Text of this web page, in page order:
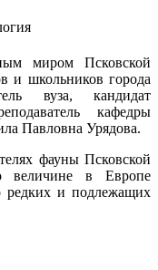
миром Псковской
и школьников города
вуза, кандидат
кафедры
Павловна Урядова.
фауны Псковской
величине в Европе
редких и подлежащих